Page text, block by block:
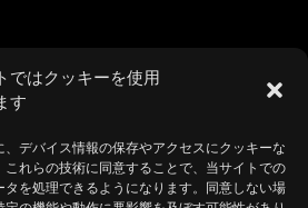
ではクッキーを使用
す
デバイス情報の保存やアクセスにクッキーな
これらの技術に同意することで、当サイトでの
を処理できるようになります。同意しない場